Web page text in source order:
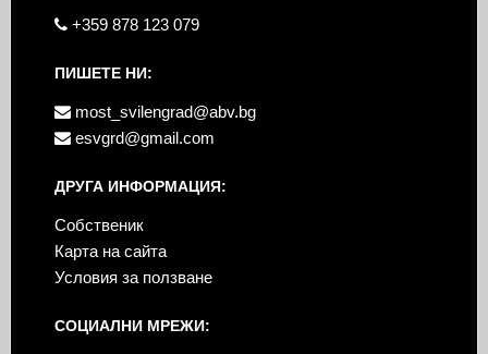
+359 878 123 079
ПИШЕТЕ НИ:
most_svilengrad@abv.bg
esvgrd@gmail.com
ДРУГА ИНФОРМАЦИЯ:
Собственик
Карта на сайта
Условия за ползване
СОЦИАЛНИ МРЕЖИ: